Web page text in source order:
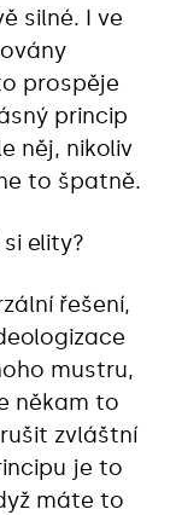
silné. I ve
prospěje
princip
něj, nikoliv
to špatně.
elity?
řešení,
mustru,
někam to
zvláštní
je to
máte to